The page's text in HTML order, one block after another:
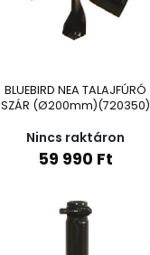
BLUEBIRD NEA TALAJFÚRÓ
SZÁR (Ø200mm)(720350)
Nincs raktáron
59 990 Ft